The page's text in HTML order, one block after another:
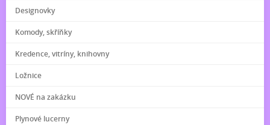
Designovky
Komody, skříňky
Kredence, vitríny, knihovny
Ložnice
NOVÉ na zakázku
Plynové lucerny